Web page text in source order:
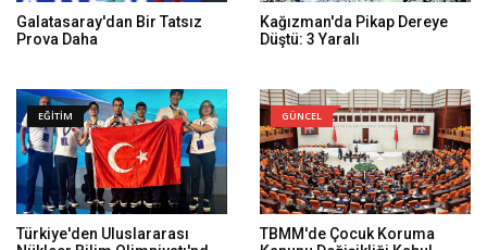
Galatasaray'dan Bir Tatsız
Prova Daha
Kağızman'da Pikap Dereye
Düştü: 3 Yaralı
EĞİTİM
Türkiye'den Uluslararası
GÜNCEL
TBMM'de Çocuk Koruma